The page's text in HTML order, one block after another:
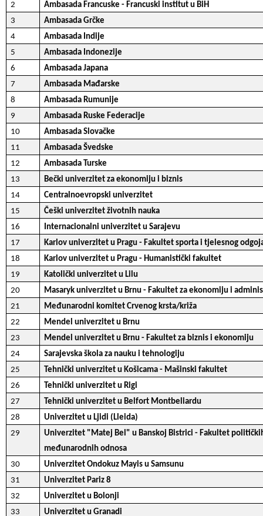
2
Ambasada Francuske - Francuski institut u BiH
3
Ambasada Grčke
4
Ambasada Indije
5
Ambasada Indonezije
6
Ambasada Japana
7
Ambasada Mađarske
8
Ambasada Rumunije
9
Ambasada Ruske Federacije
10
Ambasada Slovačke
11
Ambasada Švedske
12
Ambasada Turske
13
Bečki univerzitet za ekonomiju i biznis
14
Centralnoevropski univerzitet
15
Češki univerzitet životnih nauka
16
Internacionalni univerzitet u Sarajevu
17
Karlov univerzitet u Pragu - Fakultet sporta i tjelesnog
18
Karlov univerzitet u Pragu - Humanistički fakultet
19
Katolički univerzitet u Lilu
20
Masaryk univerzitet u Brnu - Fakultet za ekonomiju i
21
Međunarodni komitet Crvenog krsta/križa
22
Mendel univerzitet u Brnu
23
Mendel univerzitet u Brnu - Fakultet za biznis i ekonomiju
24
Sarajevska škola za nauku i tehnologiju
25
Tehnički univerzitet u Košicama - Mašinski fakultet
26
Tehnički univerzitet u Rigi
27
Tehnički univerzitet u Belfort Montbeliardu
28
Univerzitet u Ljidi (Lleida)
29
Univerzitet "Matej Bel" u Banskoj Bistrici - Fakultet
međunarodnih odnosa
30
Univerzitet Ondokuz Mayis u Samsunu
31
Univerzitet Pariz 8
32
Univerzitet u Bolonji
33
Univerzitet u Granadi